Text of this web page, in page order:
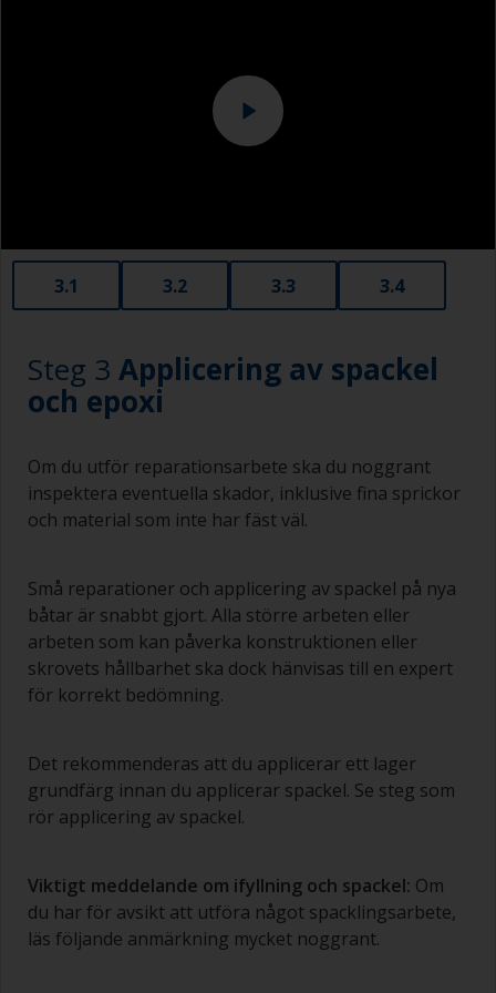
3.1 3.2 3.3 3.4
Steg 3 Applicering av spackel
och epoxi
Om du utför reparationsarbete ska du noggrant
inspektera eventuella skador, inklusive fina sprickor
och material som inte har fäst väl.
Små reparationer och applicering av spackel på nya
båtar är snabbt gjort. Alla större arbeten eller
arbeten som kan påverka konstruktionen eller
skrovets hållbarhet ska dock hänvisas till en expert
för korrekt bedömning.
Det rekommenderas att du applicerar ett lager
grundfärg innan du applicerar spackel. Se steg som
rör applicering av spackel.
Viktigt meddelande om ifyllning och spackel: Om
du har för avsikt att utföra något spacklingsarbete,
läs följande anmärkning mycket noggrant.